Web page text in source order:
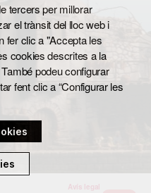
Avís legal
tercers per millorar
el trànsit del lloc web i
fer clic a "Accepta les
cookies descrites a la
També podeu configurar
fent clic a “Configurar les